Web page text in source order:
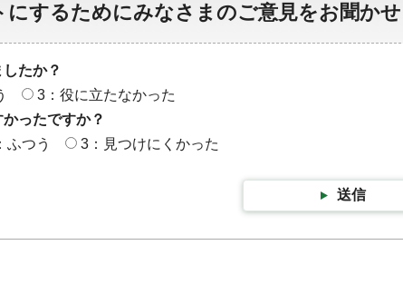
にするためにみなさまのご意見をお聞か
たか？
3：役に立たなかった
ったですか？
ふつう 3：見つけにくかった
送信